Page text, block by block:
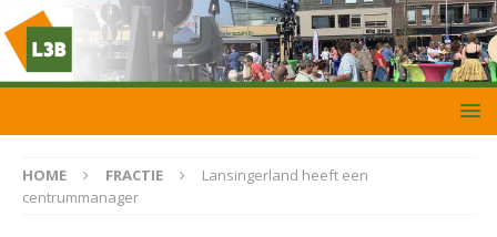
HOME FRACTIE
Lansingerland heeft een
centrummanager